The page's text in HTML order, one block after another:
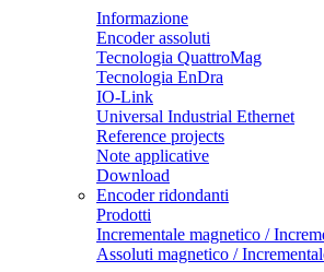
Informazione
Encoder assoluti
Tecnologia QuattroMag
Tecnologia EnDra
IO-Link
Universal Industrial Ethernet
Reference projects
Note applicative
Download
Encoder ridondanti
Prodotti
Incrementale magnetico /
Assoluti magnetico /